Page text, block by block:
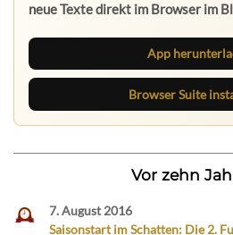
neue Texte direkt im Browser im
App
Browser Suite
Vor zehn
7. August 2016
Saisonstart im Schatten: Die 2.